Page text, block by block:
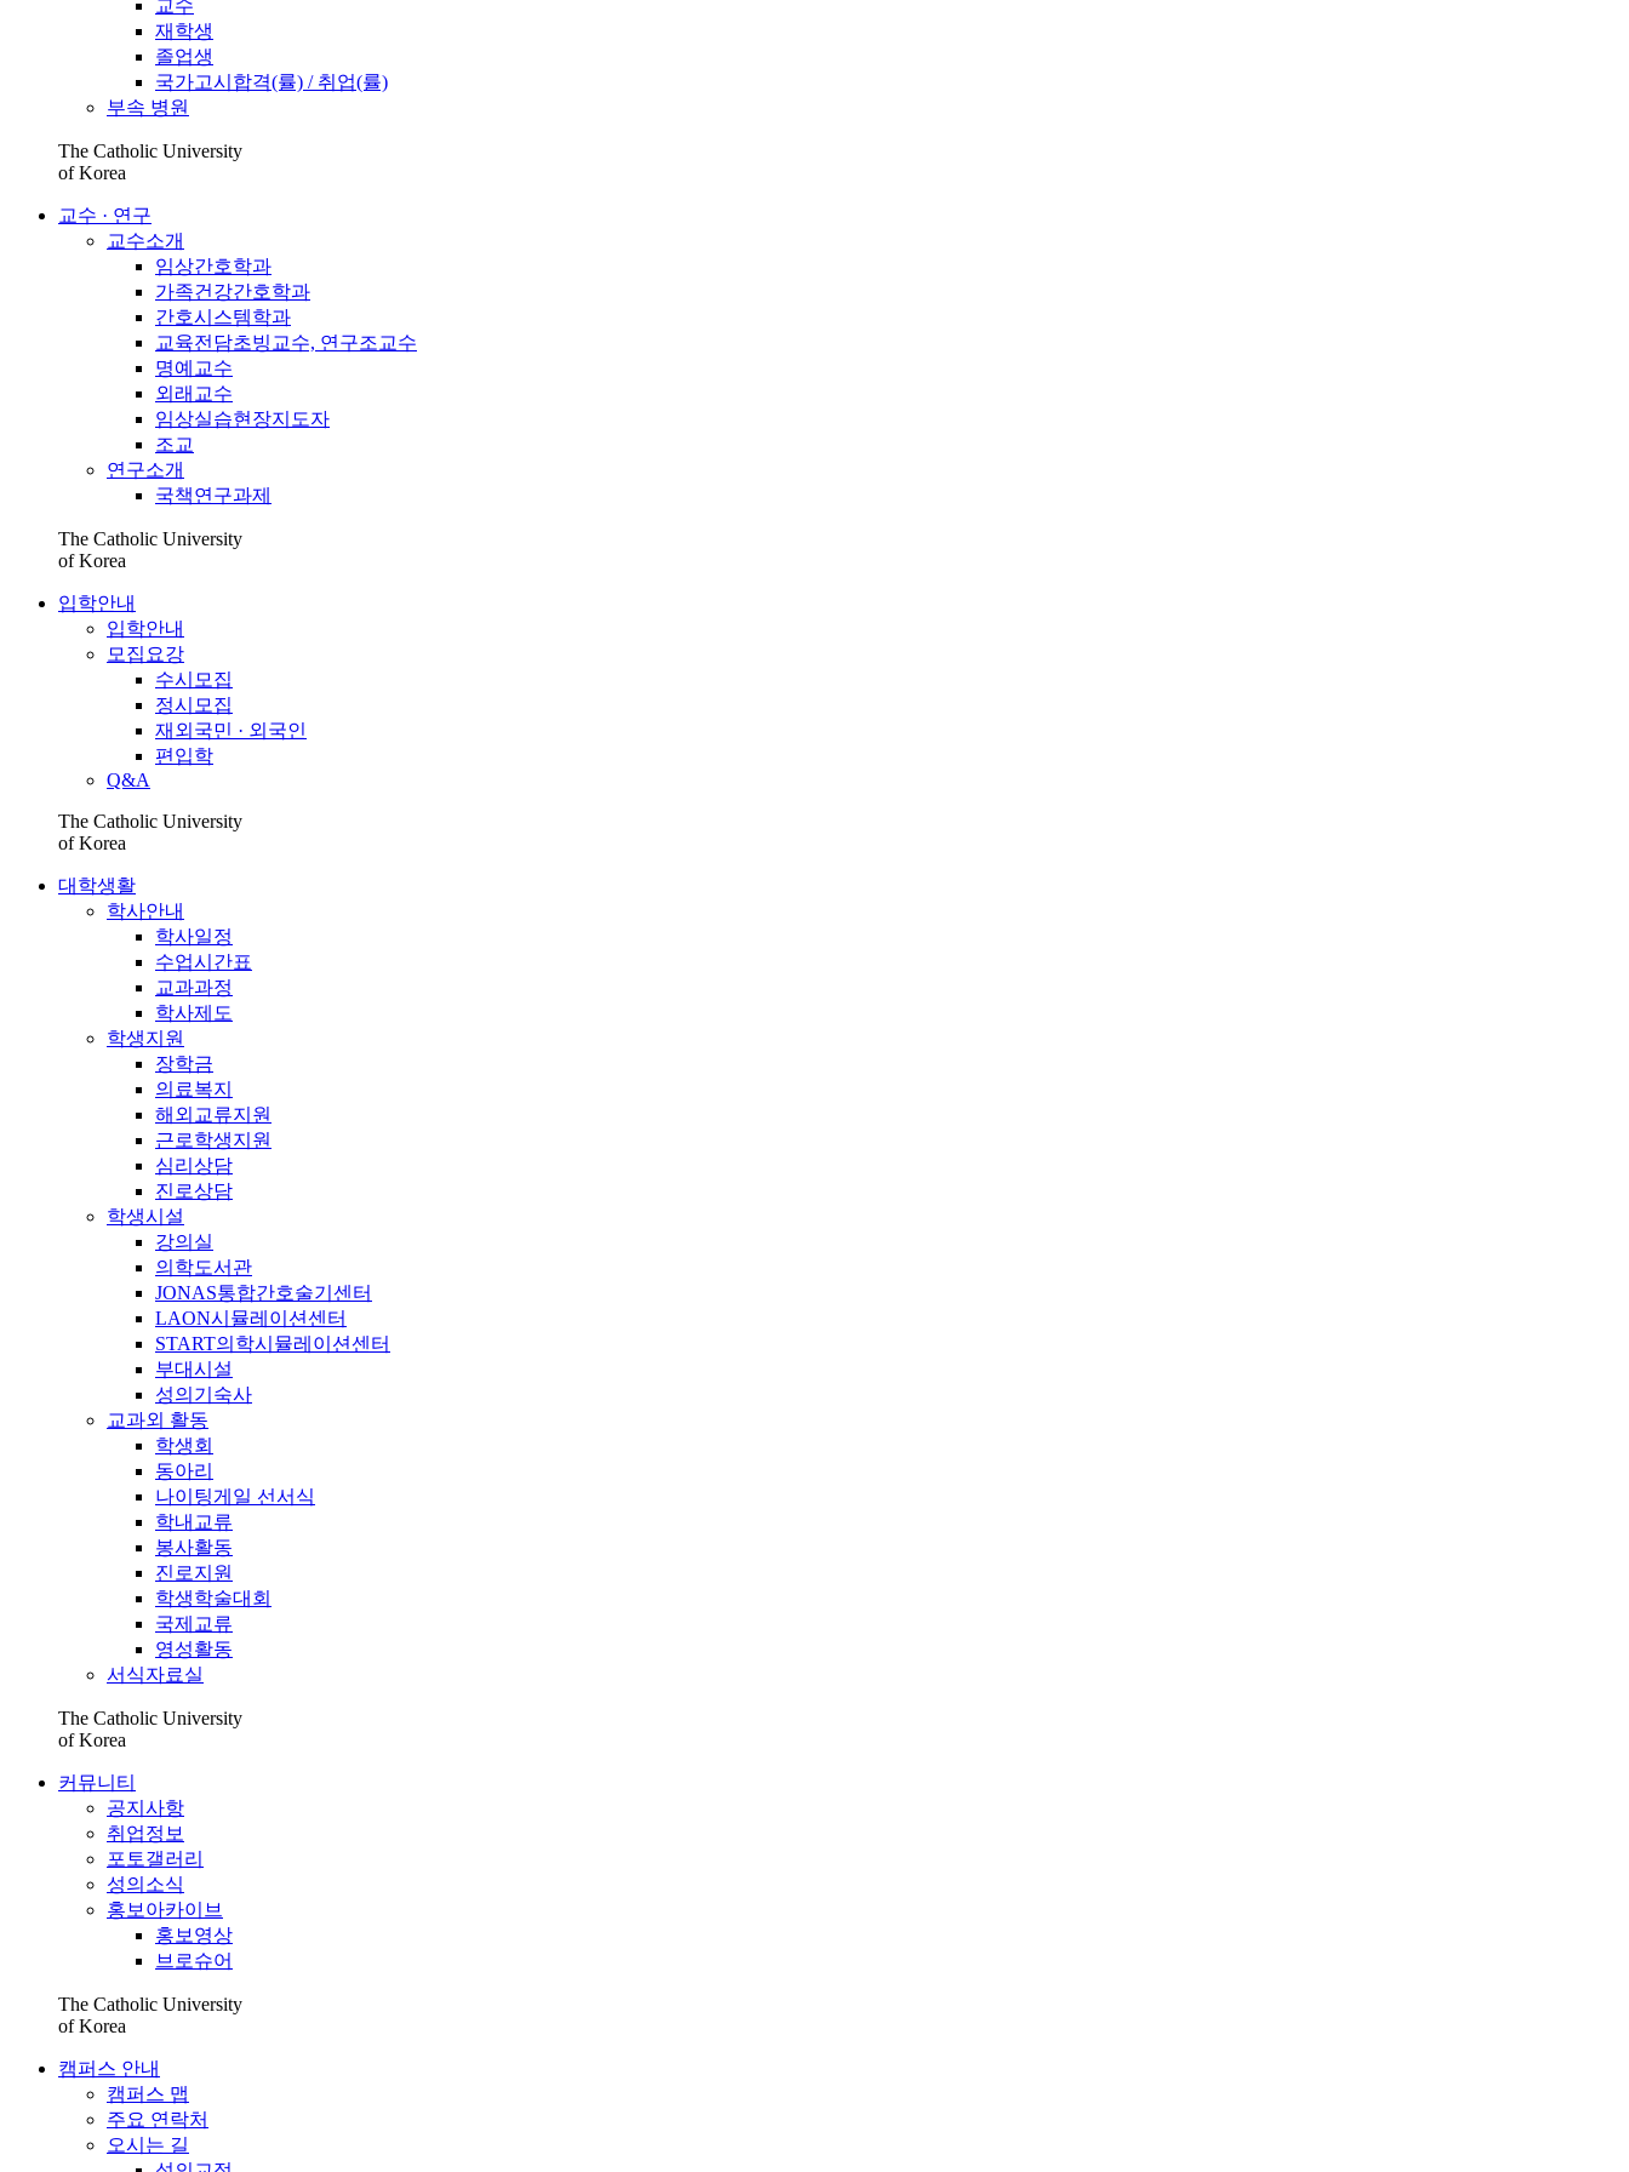
교수
재학생
졸업생
국가고시합격(률) / 취업(률)
부속 병원
The Catholic University
of Korea
교수 · 연구
교수소개
임상간호학과
가족건강간호학과
간호시스템학과
교육전담초빙교수, 연구조교수
명예교수
외래교수
임상실습현장지도자
조교
연구소개
국책연구과제
The Catholic University
of Korea
입학안내
입학안내
모집요강
수시모집
정시모집
재외국민 · 외국인
편입학
Q&A
The Catholic University
of Korea
대학생활
학사안내
학사일정
수업시간표
교과과정
학사제도
학생지원
장학금
의료복지
해외교류지원
근로학생지원
심리상담
진로상담
학생시설
강의실
의학도서관
JONAS통합간호술기센터
LAON시뮬레이션센터
START의학시뮬레이션센터
부대시설
성의기숙사
교과외 활동
학생회
동아리
나이팅게일 선서식
학내교류
봉사활동
진로지원
학생학술대회
국제교류
영성활동
서식자료실
The Catholic University
of Korea
커뮤니티
공지사항
취업정보
포토갤러리
성의소식
홍보아카이브
홍보영상
브로슈어
The Catholic University
of Korea
캠퍼스 안내
캠퍼스 맵
주요 연락처
오시는 길